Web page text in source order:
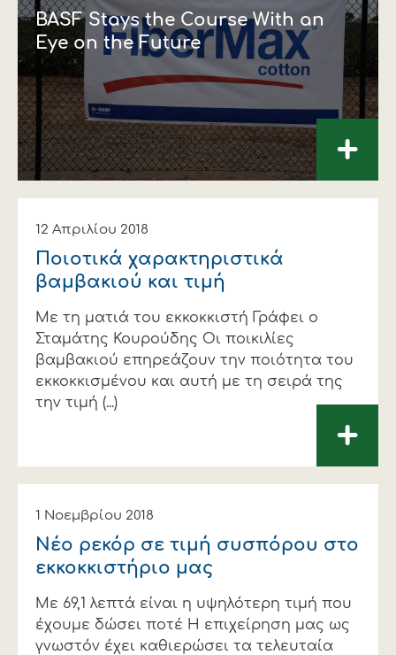
BASF Stays the Course With an
Eye on the Future
+
12 Απριλίου 2018
Ποιοτικά χαρακτηριστικά
βαμβακιού και τιμή
Με τη ματιά του εκκοκκιστή Γράφει ο
Σταμάτης Κουρούδης Οι ποικιλίες
βαμβακιού επηρεάζουν την ποιότητα του
εκκοκκισμένου και αυτή με τη σειρά της
την τιμή (...)
+
1 Νοεμβρίου 2018
Νέο ρεκόρ σε τιμή συσπόρου στο
εκκοκκιστήριο μας
Με 69,1 λεπτά είναι η υψηλότερη τιμή που
έχουμε δώσει ποτέ Η επιχείρηση μας ως
γνωστόν έχει καθιερώσει τα τελευταία